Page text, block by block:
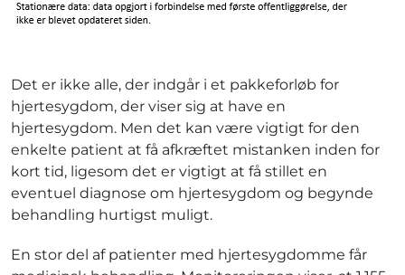
Det er ikke alle, der indgår i et pakkeforløb for
hjertesygdom, der viser sig at have en
hjertesygdom. Men det kan være vigtigt for den
enkelte patient at få afkræftet mistanken inden for
kort tid, ligesom det er vigtigt at få stillet en
eventuel diagnose om hjertesygdom og begynde
behandling hurtigst muligt.
En stor del af patienter med hjertesygdomme får